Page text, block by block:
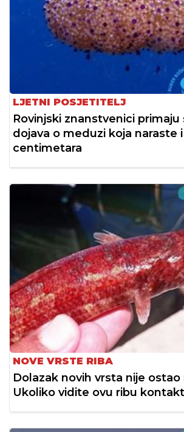
LJETNI POSJETITELJ
Rovinjski znanstvenici primaju
dojava o meduzi koja naraste
centimetara
NOVE VRSTE RIBA
Dolazak novih vrsta nije
Ukoliko vidite ovu ribu